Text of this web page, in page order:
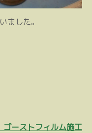
ました。
ゴーストフィルム施工